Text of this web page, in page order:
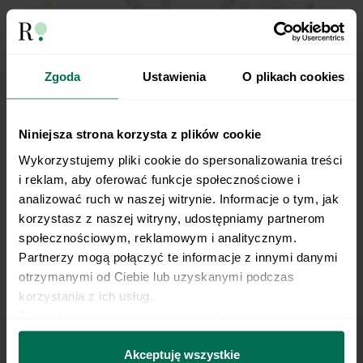
Zgoda Ustawienia O plikach cookies
Niniejsza strona korzysta z plików cookie
Wykorzystujemy pliki cookie do spersonalizowania treści
i reklam, aby oferować funkcje społecznościowe i
analizować ruch w naszej witrynie. Informacje o tym, jak
korzystasz z naszej witryny, udostępniamy partnerom
społecznościowym, reklamowym i analitycznym.
Partnerzy mogą połączyć te informacje z innymi danymi
otrzymanymi od Ciebie lub uzyskanymi podczas
korzystania z ich usług.
można się z nami skontaktować i w jaki sposób
przetwarzamy dane osobowe w ramach
Akceptuję wszystkie
Dotykanie piętą do celu w półprzysiadzie
Marsz w półprzysiadzie